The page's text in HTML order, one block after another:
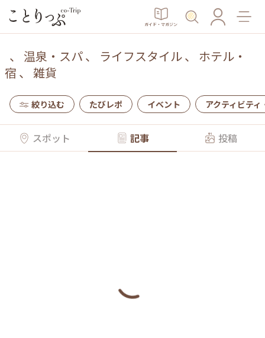
ガイド・マガジン
、 温泉・スパ、 ライフスタイル、 ホテル・
宿 、 雑貨
絞り込む たびレポ イベント アクティビティ
スポット 記事 投稿